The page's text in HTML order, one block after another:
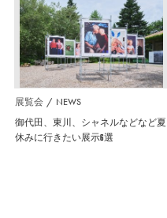
展覧会 NEWS
御代田、東川、シャネルなどなど夏
休みに行きたい展示6選